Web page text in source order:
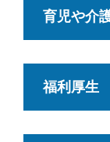
育児や介
福利厚生